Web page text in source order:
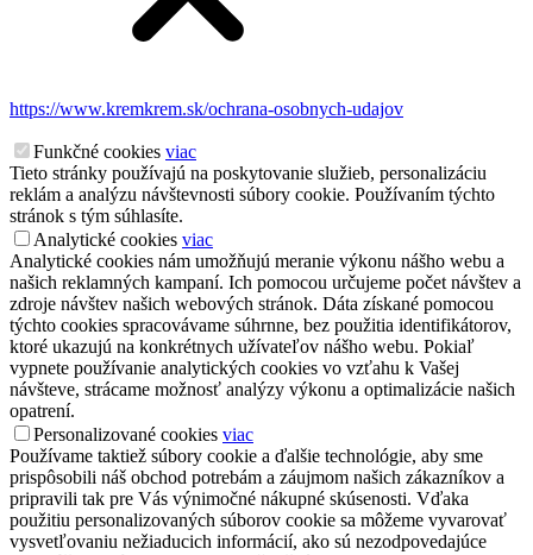
https://www.kremkrem.sk/ochrana-osobnych-udajov
Funkčné cookies viac
Tieto stránky používajú na poskytovanie služieb, personalizáciu
reklám a analýzu návštevnosti súbory cookie. Používaním týchto
stránok s tým súhlasíte.
Analytické cookies viac
Analytické cookies nám umožňujú meranie výkonu nášho webu a
našich reklamných kampaní. Ich pomocou určujeme počet návštev a
zdroje návštev našich webových stránok. Dáta získané pomocou
týchto cookies spracovávame súhrnne, bez použitia identifikátorov,
ktoré ukazujú na konkrétnych užívateľov nášho webu. Pokiaľ
vypnete používanie analytických cookies vo vzťahu k Vašej
návšteve, strácame možnosť analýzy výkonu a optimalizácie našich
opatrení.
Personalizované cookies viac
Používame taktiež súbory cookie a ďalšie technológie, aby sme
prispôsobili náš obchod potrebám a záujmom našich zákazníkov a
pripravili tak pre Vás výnimočné nákupné skúsenosti. Vďaka
použitiu personalizovaných súborov cookie sa môžeme vyvarovať
vysvetľovaniu nežiaducich informácií, ako sú nezodpovedajúce